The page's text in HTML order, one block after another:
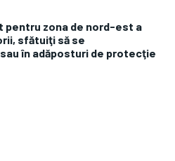
pentru zona de nord-est a
sfătuiţi să se
în adăposturi de protecţie